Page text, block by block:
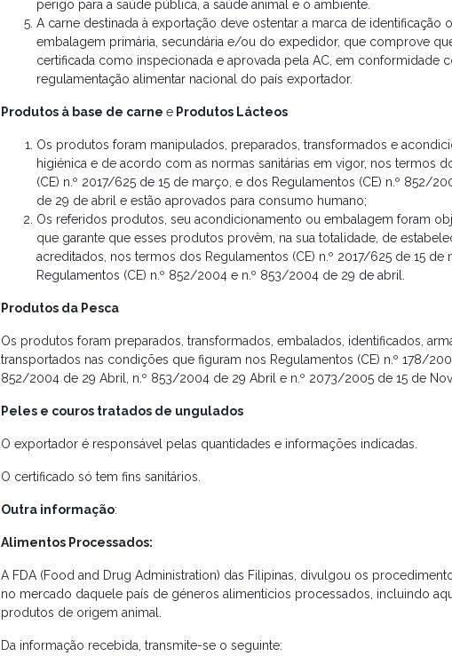
perigo para a saúde pública, a saúde animal e o ambiente.
A carne destinada à exportação deve ostentar a marca de identificação
embalagem primária, secundária e/ou do expedidor, que comprove
certificada como inspecionada e aprovada pela AC, em conformidade
regulamentação alimentar nacional do país exportador.
Produtos à base de carne e Produtos Lácteos
Os produtos foram manipulados, preparados, transformados e
higiénica e de acordo com as normas sanitárias em vigor, nos termos
(CE) n.º 2017/625 de 15 de março, e dos Regulamentos (CE) n.º 852/
de 29 de abril e estão aprovados para consumo humano;
Os referidos produtos, seu acondicionamento ou embalagem foram
que garante que esses produtos provêm, na sua totalidade, de
acreditados, nos termos dos Regulamentos (CE) n.º 2017/625 de 15 de
Regulamentos (CE) n.º 852/2004 e n.º 853/2004 de 29 de abril.
Produtos da Pesca
Os produtos foram preparados, transformados, embalados, identificados,
transportados nas condições que figuram nos Regulamentos (CE) n.º 178/
852/2004 de 29 Abril, n.º 853/2004 de 29 Abril e n.º 2073/2005 de 15 de
Peles e couros tratados de ungulados
O exportador é responsável pelas quantidades e informações indicadas.
O certificado só tem fins sanitários.
Outra informação:
Alimentos Processados:
A FDA (Food and Drug Administration) das Filipinas, divulgou os
no mercado daquele país de géneros alimentícios processados, incluindo
produtos de origem animal.
Da informação recebida, transmite-se o seguinte: